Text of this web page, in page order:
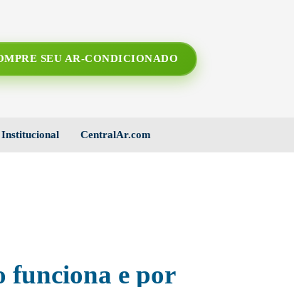
SEU AR-CONDICIONADO
Institucional CentralAr.com
funciona e por